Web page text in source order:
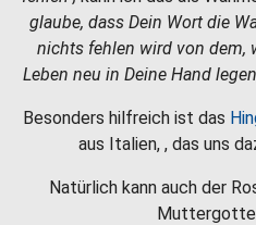
glaube, dass Dein Wort die
nichts fehlen wird von dem,
Leben neu in Deine Hand
Besonders hilfreich ist das
aus Italien, , das uns
Natürlich kann auch der